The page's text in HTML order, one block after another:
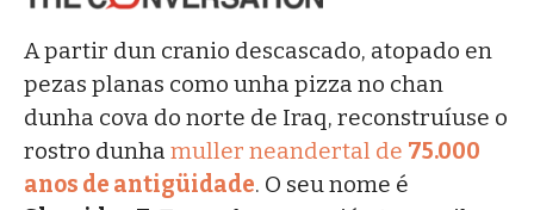
A partir dun cranio descascado, atopado en
pezas planas como unha pizza no chan
dunha cova do norte de Iraq, reconstruíuse o
rostro dunha muller neandertal de 75.000
anos de antigüidade. O seu nome é